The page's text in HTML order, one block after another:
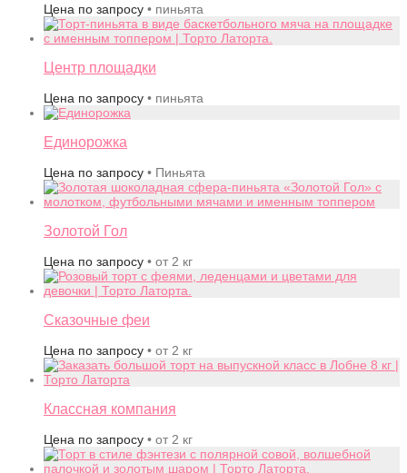
Цена по запросу • пиньята
Центр площадки
Цена по запросу • пиньята
Единорожка
Цена по запросу • Пиньята
Золотой Гол
Цена по запросу • от 2 кг
Сказочные феи
Цена по запросу • от 2 кг
Классная компания
Цена по запросу • от 2 кг